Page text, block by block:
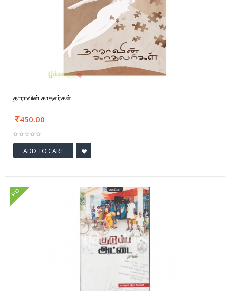
தாராவின் காதலர்கள்
450.00
ADD TO CART
FD